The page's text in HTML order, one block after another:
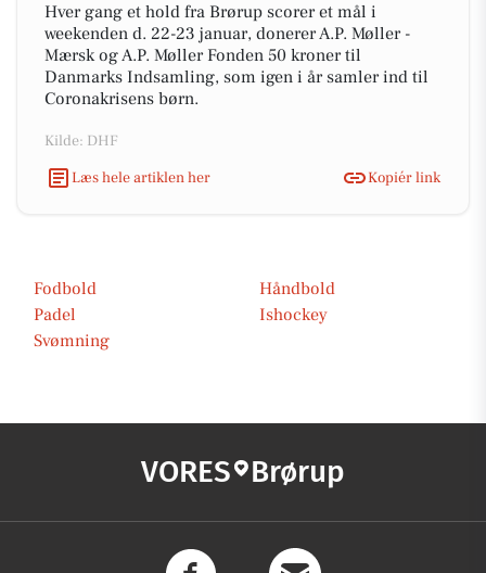
Hver gang et hold fra Brørup scorer et mål i
weekenden d. 22-23 januar, donerer A.P. Møller -
Mærsk og A.P. Møller Fonden 50 kroner til
Danmarks Indsamling, som igen i år samler ind til
Coronakrisens børn.
Kilde: DHF
Læs hele artiklen her
Kopiér link
Fodbold
Håndbold
Padel
Ishockey
Svømning
VORES Brørup